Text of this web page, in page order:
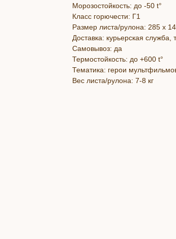
Морозостойкость: до -50 t°
Класс горючести: Г1
Размер листа/рулона: 285 х
Доставка: курьерская
Самовывоз: да
Термостойкость: до +600 t°
Тематика: герои
Вес листа/рулона: 7-8 кг